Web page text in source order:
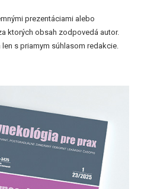
prezentáciami alebo
ktorých obsah zodpovedá autor.
s priamym súhlasom redakcie.